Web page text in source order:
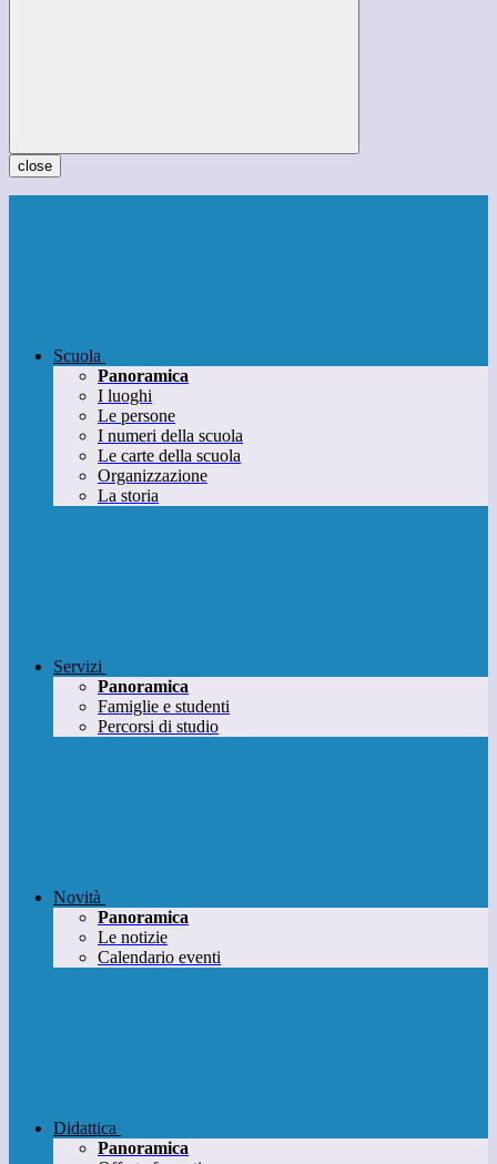
close
Scuola
Panoramica
I luoghi
Le persone
I numeri della scuola
Le carte della scuola
Organizzazione
La storia
Servizi
Panoramica
Famiglie e studenti
Percorsi di studio
Novità
Panoramica
Le notizie
Calendario eventi
Didattica
Panoramica